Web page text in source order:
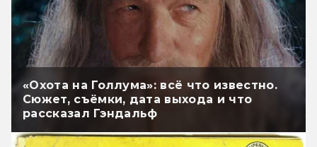
«Охота на Голлума»: всё что известно.
Сюжет, съёмки, дата выхода и что
рассказал Гэндальф